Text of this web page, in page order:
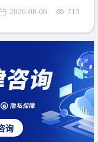
2026-08-06 713